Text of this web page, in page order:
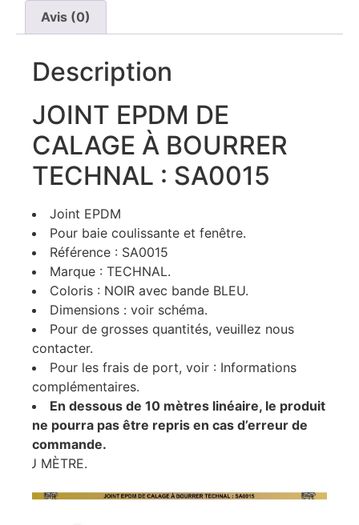
Avis (0)
Description
JOINT EPDM DE
CALAGE À BOURRER
TECHNAL : SA0015
Joint EPDM
Pour baie coulissante et fenêtre.
Référence : SA0015
Marque : TECHNAL.
Coloris : NOIR avec bande BLEU.
Dimensions : voir schéma.
Pour de grosses quantités, veuillez nous
contacter.
Pour les frais de port, voir : Informations
complémentaires.
En dessous de 10 mètres linéaire, le produit
ne pourra pas être repris en cas d’erreur de
commande.
MÈTRE.